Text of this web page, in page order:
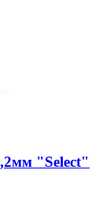
"Select"